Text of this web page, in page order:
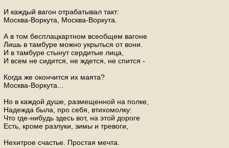
И каждый вагон отрабатывал такт:
Москва-Воркута, Москва-Воркута.
А в том бесплацкартном всеобщем вагоне
Лишь в тамбуре можно укрыться от вони.
И в тамбуре стынут сердитые лица,
И всем не сидится, не ждется, не спится -
Когда же окончится их маята?
Москва-Воркута...
Но в каждой душе, размещенной на полке,
Надежда была, про себя, втихомолку:
Что где-нибудь здесь вот, на этой дороге
Есть, кроме разлуки, зимы и тревоги,
Нехитрое счастье. Простая мечта.